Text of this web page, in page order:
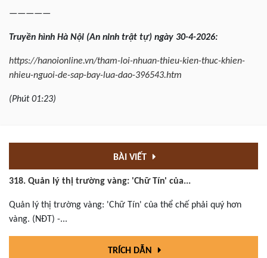
—————
Truyền hình Hà Nội (An ninh trật tự) ngày 30-4-2026:
https://hanoionline.vn/tham-loi-nhuan-thieu-kien-thuc-khien-
nhieu-nguoi-de-sap-bay-lua-dao-396543.htm
(Phút 01:23)
BÀI VIẾT
318. Quản lý thị trường vàng: 'Chữ Tín' của...
Quản lý thị trường vàng: 'Chữ Tín' của thể chế phải quý hơn
vàng. (NĐT) -...
TRÍCH DẪN